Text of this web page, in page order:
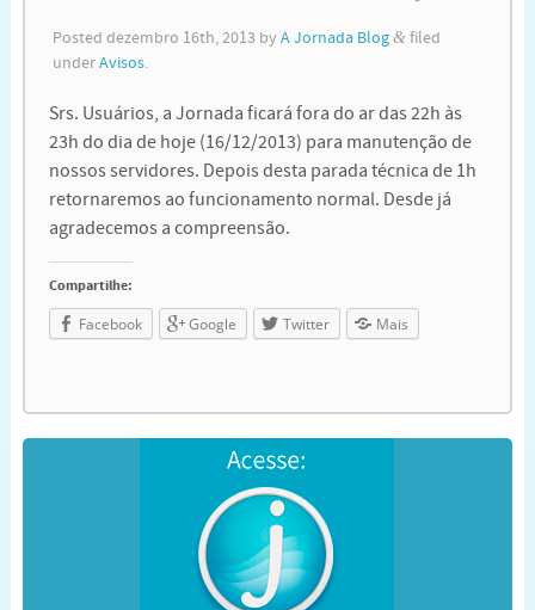
Posted dezembro 16th, 2013 by A Jornada Blog &filed
underAvisos.
Srs. Usuários, a Jornada ficará fora do ar das 22h às
23h do dia de hoje (16/12/2013) para manutenção de
nossos servidores. Depois desta parada técnica de 1h
retornaremos ao funcionamento normal. Desde já
agradecemos a compreensão.
Compartilhe:
Facebook Google Twitter Mais